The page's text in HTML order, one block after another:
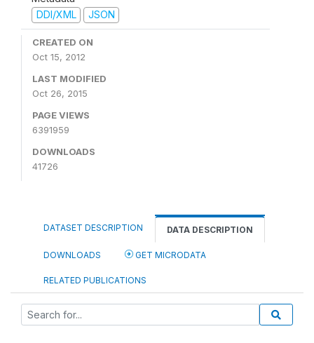
DDI/XML
JSON
CREATED ON
Oct 15, 2012
LAST MODIFIED
Oct 26, 2015
PAGE VIEWS
6391959
DOWNLOADS
41726
DATASET DESCRIPTION DATA DESCRIPTION
DOWNLOADS GET MICRODATA
RELATED PUBLICATIONS